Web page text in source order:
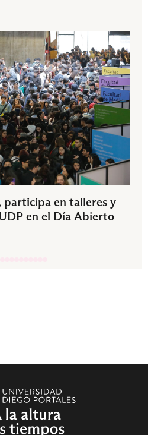
participa en talleres y
en el Día Abierto